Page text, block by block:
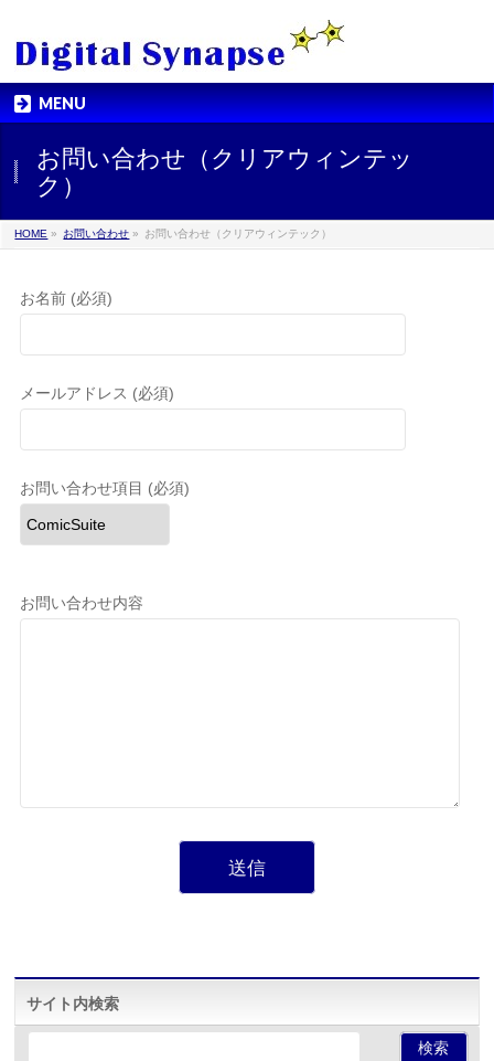
MENU
お問い合わせ（クリアウィンテッ
ク）
HOME » お問い合わせ » お問い合わせ（クリアウィンテック）
お名前 (必須)
メールアドレス (必須)
お問い合わせ項目 (必須)
お問い合わせ内容
サイト内検索